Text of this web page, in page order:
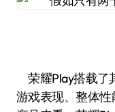
荣耀Play搭载了
游戏表现、整体